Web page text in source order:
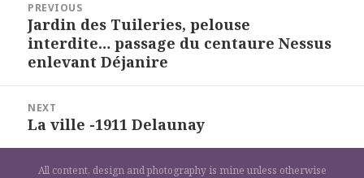
l’article
PREVIOUS
Previous
post:
Jardin des Tuileries, pelouse
interdite… passage du centaure Nessus
enlevant Déjanire
NEXT
Next
La ville -1911 Delaunay
All content, design and photography is mine unless otherwise